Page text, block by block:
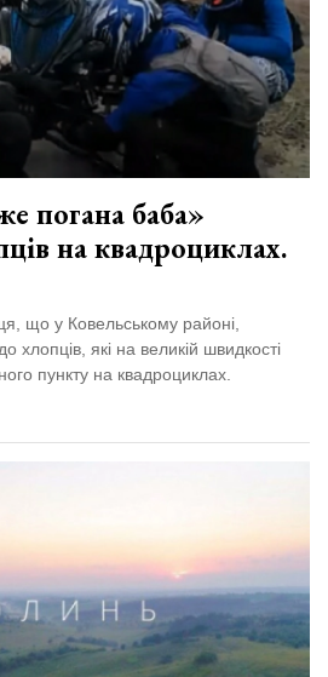
погана баба»
на квадроциклах.
що у Ковельському районі,
які на великій швидкості
пункту на квадроциклах.